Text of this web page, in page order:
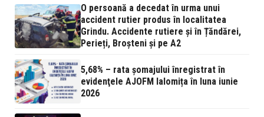
O persoană a decedat în urma unui
accident rutier produs în localitatea
Grindu. Accidente rutiere și în Țăndărei,
Perieți, Broșteni și pe A2
5,68% – rata şomajului înregistrat în
evidenţele AJOFM Ialomița în luna iunie
2026